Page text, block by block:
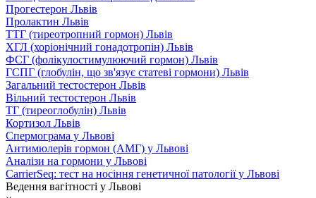
Прогестерон Львів
Пролактин Львів
ТТГ (тиреотропний гормон) Львів
ХГЛ (хоріонічний гонадотропін) Львів
ФСГ (фолікулостимулюючий гормон) Львів
ГСПГ (глобулін, що зв'язує статеві гормони) Львів
Загальний тестостерон Львів
Вільний тестостерон Львів
ТГ (тиреоглобулін) Львів
Кортизол Львів
Спермограма у Львові
Антимюлерів гормон (АМГ) у Львові
Аналізи на гормони у Львові
CarrierSeq: тест на носіння генетичної патології у Львові
Ведення вагітності у Львові